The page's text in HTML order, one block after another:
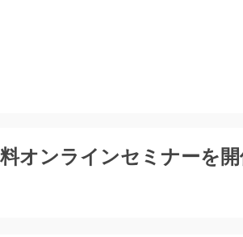
オンラインセミナーを